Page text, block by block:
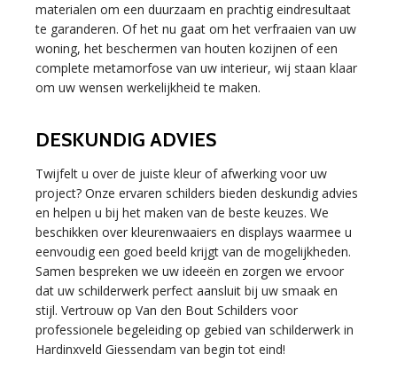
materialen om een duurzaam en prachtig eindresultaat
te garanderen. Of het nu gaat om het verfraaien van uw
woning, het beschermen van houten kozijnen of een
complete metamorfose van uw interieur, wij staan klaar
om uw wensen werkelijkheid te maken.
DESKUNDIG ADVIES
Twijfelt u over de juiste kleur of afwerking voor uw
project? Onze ervaren schilders bieden deskundig advies
en helpen u bij het maken van de beste keuzes. We
beschikken over kleurenwaaiers en displays waarmee u
eenvoudig een goed beeld krijgt van de mogelijkheden.
Samen bespreken we uw ideeën en zorgen we ervoor
dat uw schilderwerk perfect aansluit bij uw smaak en
stijl. Vertrouw op Van den Bout Schilders voor
professionele begeleiding op gebied van schilderwerk in
Hardinxveld Giessendam van begin tot eind!